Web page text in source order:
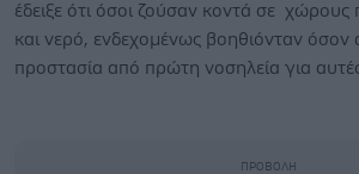
έδειξε ότι όσοι ζούσαν κοντά σε
και νερό, ενδεχομένως βοηθιόνταν
προστασία από πρώτη νοσηλεία για